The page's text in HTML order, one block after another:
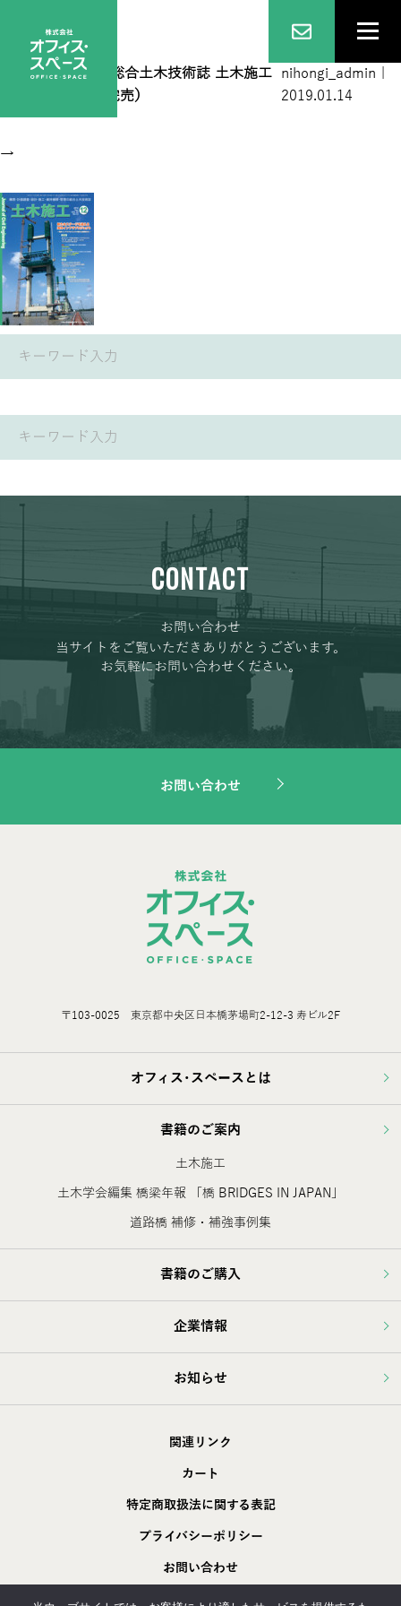
201812月号|
総合土木技術誌 土木施工
2018年12月号（完売）
nihongi_admin
2019.01.14
→
CONTACT
お問い合わせ
当サイトをご覧いただきありがとうございます。
お気軽にお問い合わせください。
お問い合わせ
〒103-0025 東京都中央区日本橋茅場町2-12-3 寿ビル2F
オフィス･スペースとは
書籍のご案内
土木施工
土木学会編集 橋梁年報 「橋 BRIDGES IN JAPAN」
道路橋 補修・補強事例集
書籍のご購入
企業情報
お知らせ
関連リンク
カート
特定商取扱法に関する表記
プライバシーポリシー
お問い合わせ
採用情報